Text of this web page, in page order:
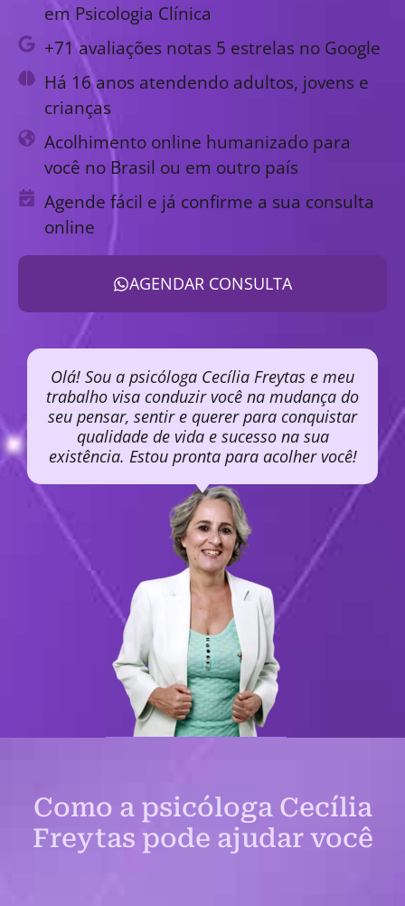
em Psicologia Clínica
+71 avaliações notas 5 estrelas no Google
Há 16 anos atendendo adultos, jovens e
crianças
Acolhimento online humanizado para
você no Brasil ou em outro país
Agende fácil e já confirme a sua consulta
online
AGENDAR CONSULTA
Olá! Sou a psicóloga Cecília Freytas e meu
trabalho visa conduzir você na mudança do
seu pensar, sentir e querer para conquistar
qualidade de vida e sucesso na sua
existência. Estou pronta para acolher você!
Como a psicóloga Cecília
Freytas pode ajudar você